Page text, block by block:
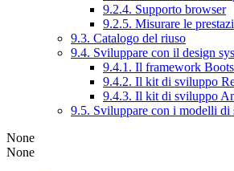
9.2.4. Supporto browser
9.2.5. Misurare le
9.3. Catalogo del riuso
9.4. Sviluppare con il design
9.4.1. Il framework
9.4.2. Il kit di sviluppo
9.4.3. Il kit di sviluppo
9.5. Sviluppare con i modelli di
None
None